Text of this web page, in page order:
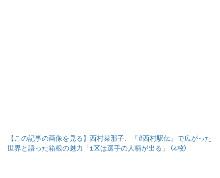
【この記事の画像を見る】西村菜那子、『#西村駅伝』で広がった
世界と語った箱根の魅力「1区は選手の人柄が出る」 (4枚)